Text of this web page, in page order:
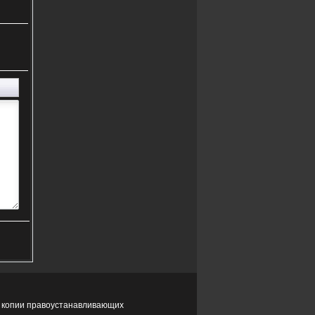
правоустанавливающих